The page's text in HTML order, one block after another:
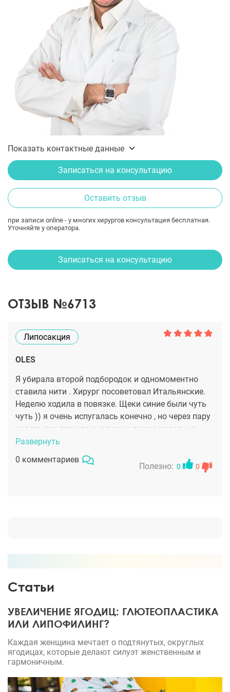
Показать контактные данные
Записаться на консультацию
Оставить отзыв
при записи online - у многих хирургов консультация бесплатная.
Уточняйте у оператора.
Записаться на консультацию
ОТЗЫВ №6713
Липосакция
OLES
Я убирала второй подбородок и одномоментно
ставила нити . Хирург посоветовал Итальянские.
Неделю ходила в повязке. Щеки синие были чуть
чуть )) я очень испугалась конечно , но через пару
недель все прошло и ниточки примо идеально
встали. Сейчас у меня шикарный четкий овал , без
лишней кожи и жирка .
Развернуть
0 комментариев
Полезно: 0 0
Статьи
УВЕЛИЧЕНИЕ ЯГОДИЦ: ГЛЮТЕОПЛАСТИКА
ИЛИ ЛИПОФИЛИНГ?
Каждая женщина мечтает о подтянутых, округлых
ягодицах, которые делают силуэт женственным и
гармоничным.